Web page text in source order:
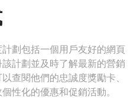
劃包括一個用戶友好的網頁
計劃並及時了解最新的營銷
查閱他們的忠誠度獎勵卡、
性化的優惠和促銷活動。